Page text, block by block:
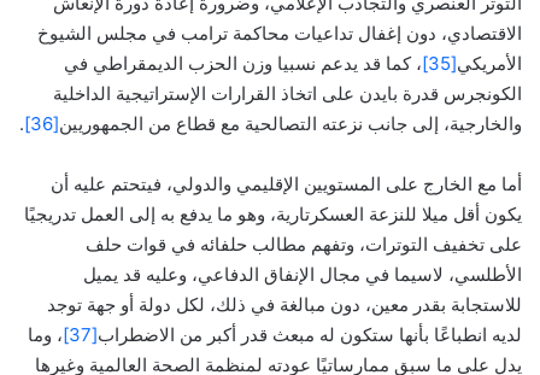
الاقتصادي، دون إغفال تداعيات محاكمة ترامب في مجلس الشيوخ
الأمريكي[35]
، كما قد يدعم نسبيا وزن الحزب الديمقراطي في
الكونجرس قدرة بايدن على اتخاذ القرارات الإستراتيجية الداخلية
والخارجية، إلى جانب نزعته التصالحية مع قطاع من الجمهوريين[36]
.
أما مع الخارج على المستويين الإقليمي والدولي، فيتحتم عليه أن
يكون أقل ميلا للنزعة العسكرتارية، وهو ما يدفع به إلى العمل تدريجيًا
على تخفيف التوترات، وتفهم مطالب حلفائه في قوات حلف
الأطلسي، لاسيما في مجال الإنفاق الدفاعي، وعليه قد يميل
للاستجابة بقدر معين، دون مبالغة في ذلك، لكل دولة أو جهة توجد
لديه انطباعًا بأنها ستكون له مبعث قدر أكبر من الاضطراب[37]
، وما
يدل على ما سبق ممارساتيًا عودته لمنظمة الصحة العالمية وغيرها